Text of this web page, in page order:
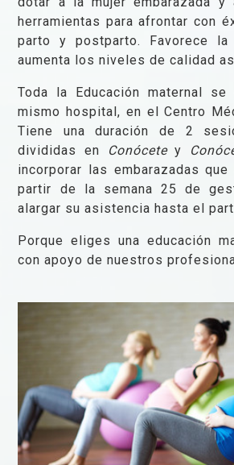
herramientas para afrontar con
parto y postparto. Favorece la
aumenta los niveles de calidad
Toda la Educación maternal
mismo hospital, en el Centro
Tiene una duración de 2
divididas en
Conócetey
incorporar las embarazadas
partir de la semana 25 de
alargar su asistencia hasta el
Porque eliges una educación
con apoyo de nuestros